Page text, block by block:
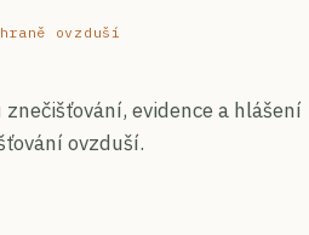
ovzduší
evidence a hlášení
ovzduší.